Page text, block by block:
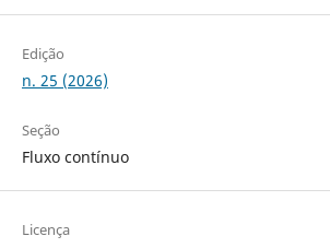
Edição
n. 25 (2026)
Seção
Fluxo contínuo
Licença